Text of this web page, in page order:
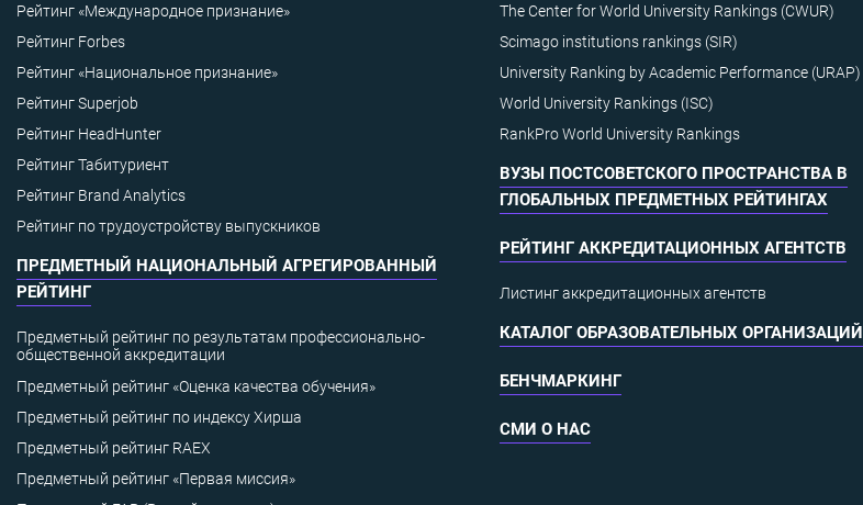
Рейтинг «Международное признание»
Рейтинг Forbes
Рейтинг «Национальное признание»
Рейтинг Superjob
Рейтинг HeadHunter
Рейтинг Табитуриент
Рейтинг Brand Analytics
Рейтинг по трудоустройству выпускников
ПРЕДМЕТНЫЙ НАЦИОНАЛЬНЫЙ АГРЕГИРОВАННЫЙ
РЕЙТИНГ
Предметный рейтинг по результатам профессионально-
общественной аккредитации
Предметный рейтинг «Оценка качества обучения»
Предметный рейтинг по индексу Хирша
Предметный рейтинг RAEX
Предметный рейтинг «Первая миссия»
The Center for World University Rankings (CWUR)
Scimago institutions rankings (SIR)
University Ranking by Academic Performance (URAP)
World University Rankings (ISC)
RankPro World University Rankings
ВУЗЫ ПОСТСОВЕТСКОГО ПРОСТРАНСТВА В
ГЛОБАЛЬНЫХ ПРЕДМЕТНЫХ РЕЙТИНГАХ
РЕЙТИНГ АККРЕДИТАЦИОННЫХ АГЕНТСТВ
Листинг аккредитационных агентств
КАТАЛОГ ОБРАЗОВАТЕЛЬНЫХ ОРГАНИЗАЦИЙ
БЕНЧМАРКИНГ
СМИ О НАС